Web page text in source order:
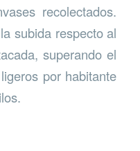
recolectados.
subida respecto al
superando el
por habitante